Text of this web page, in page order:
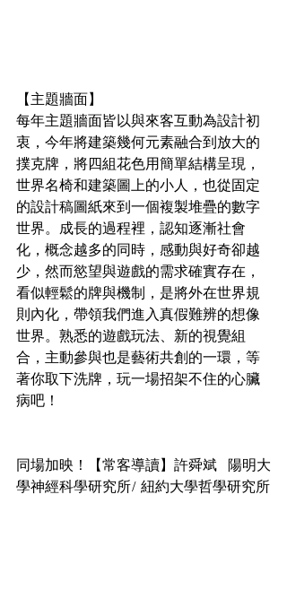
【主題牆面】
每年主題牆面皆以與來客互動為設計初
衷，今年將建築幾何元素融合到放大的
撲克牌，將四組花色用簡單結構呈現，
世界名椅和建築圖上的小人，也從固定
的設計稿圖紙來到一個複製堆疊的數字
世界。成長的過程裡，認知逐漸社會
化，概念越多的同時，感動與好奇卻越
少，然而慾望與遊戲的需求確實存在，
看似輕鬆的牌與機制，是將外在世界規
則內化，帶領我們進入真假難辨的想像
世界。熟悉的遊戲玩法、新的視覺組
合，主動參與也是藝術共創的一環，等
著你取下洗牌，玩一場招架不住的心臟
病吧！
同場加映！【常客導讀】許舜斌   陽明大
學神經科學研究所/ 紐約大學哲學研究所